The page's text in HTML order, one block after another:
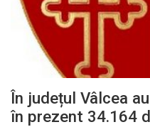
În județul Vâlcea
în prezent 34.164